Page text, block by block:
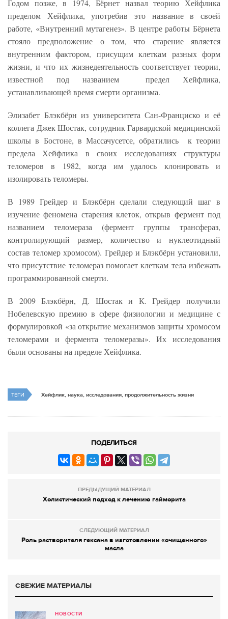
Годом позже, в 1974, Бёрнет назвал теорию Хейфлика
пределом Хейфлика, употребив это название в своей
работе, «Внутренний мутагенез». В центре работы Бёрнета
стояло предположение о том, что старение является
внутренним фактором, присущим клеткам разных форм
жизни, и что их жизнедеятельность соответствует теории,
известной под названием предел Хейфлика,
устанавливающей время смерти организма.
Элизабет Блэкбёрн из университета Сан-Франциско и её
коллега Джек Шостак, сотрудник Гарвардской медицинской
школы в Бостоне, в Массачусетсе, обратились к теории
предела Хейфлика в своих исследованиях структуры
теломеров в 1982, когда им удалось клонировать и
изолировать теломеры.
В 1989 Грейдер и Блэкбёрн сделали следующий шаг в
изучение феномена старения клеток, открыв фермент под
названием теломераза (фермент группы трансфераз,
контролирующий размер, количество и нуклеотидный
состав теломер хромосом). Грейдер и Блэкбёрн установили,
что присутствие теломераз помогает клеткам тела избежать
программированной смерти.
В 2009 Блэкбёрн, Д. Шостак и К. Грейдер получили
Нобелевскую премию в сфере физиологии и медицине с
формулировкой «за открытие механизмов защиты хромосом
теломерами и фермента теломеразы». Их исследования
были основаны на пределе Хейфлика.
ТЕГИ Хейфлик, наука, исследования, продолжительность жизни
ПОДЕЛИТЬСЯ
ПРЕДЫДУЩИЙ МАТЕРИАЛ
Холистический подход к лечению гайморита
СЛЕДУЮЩИЙ МАТЕРИАЛ
Роль растворителя гексана в изготовлении «очищенного»
масла
СВЕЖИЕ МАТЕРИАЛЫ
НОВОСТИ